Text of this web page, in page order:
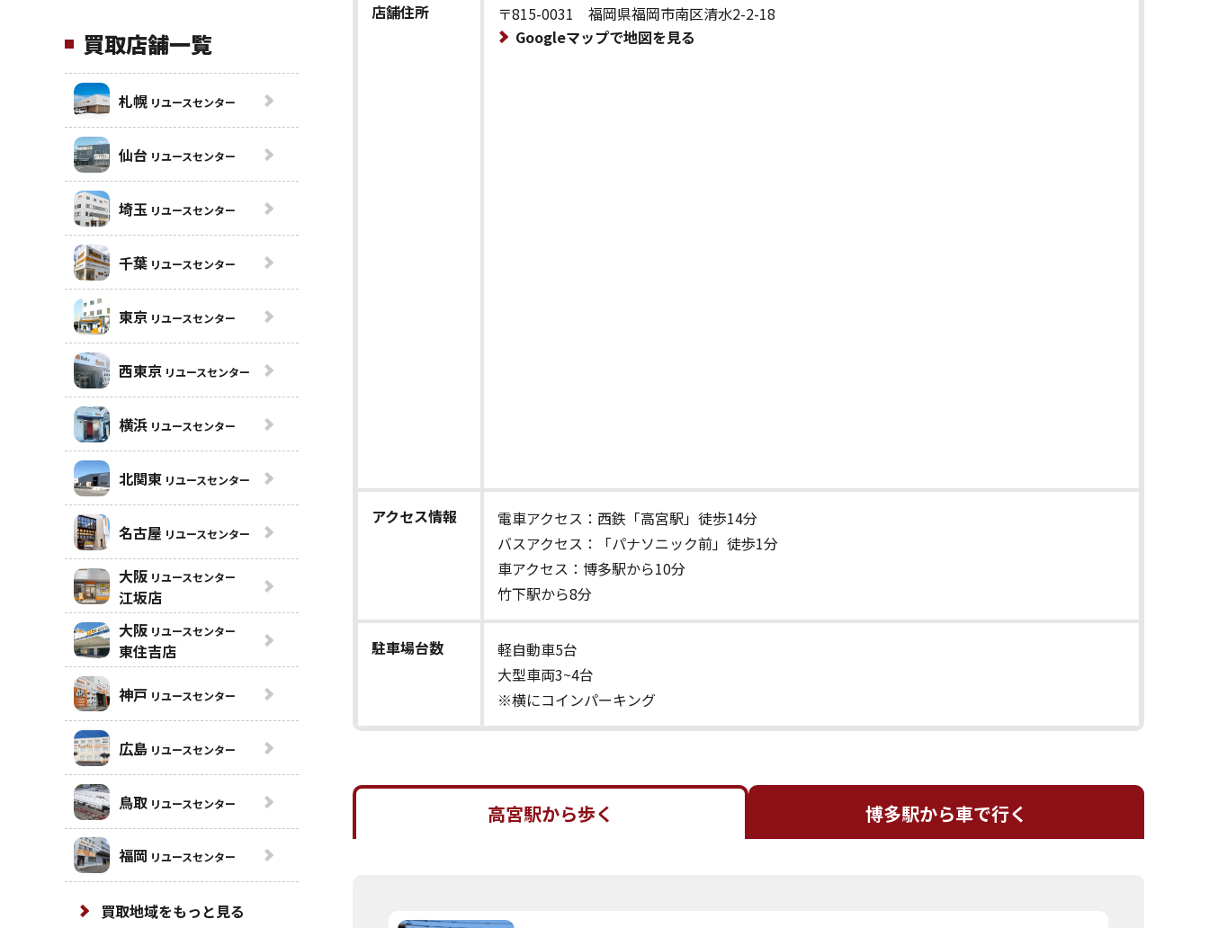
店舗住所
〒815-0031 福岡県福岡市南区清水2-2-18
Googleマップで地図を見る
アクセス情報
電車アクセス：西鉄「高宮駅」徒歩14分
バスアクセス：「パナソニック前」徒歩1分
車アクセス：博多駅から10分
竹下駅から8分
駐車場台数
軽自動車5台
大型車両3~4台
※横にコインパーキング
高宮駅から歩く 博多駅から車で行く
買取店舗一覧
札幌 リユースセンター
仙台 リユースセンター
埼玉 リユースセンター
千葉 リユースセンター
東京 リユースセンター
西東京 リユースセンター
横浜 リユースセンター
北関東 リユースセンター
名古屋 リユースセンター
大阪 リユースセンター
江坂店
大阪 リユースセンター
東住吉店
神戸 リユースセンター
広島 リユースセンター
鳥取 リユースセンター
福岡 リユースセンター
買取地域をもっと見る